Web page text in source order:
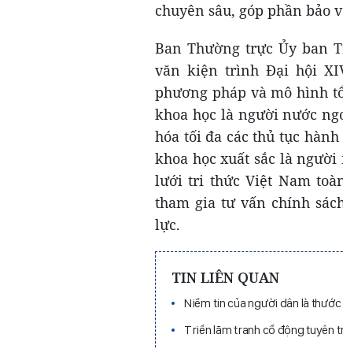
chuyên sâu, góp phần bảo
Ban Thường trực Ủy ban
văn kiện trình Đại hội
phương pháp và mô hình
khoa học là người nước
hóa tối đa các thủ tục
khoa học xuất sắc là
lưới tri thức Việt Nam
tham gia tư vấn chính
lực.
TIN LIÊN QUAN
Niềm tin của người dân là
Triển lãm tranh cổ động tuyên